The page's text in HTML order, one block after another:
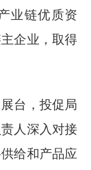
业链优质资
企业，取得
台，投促局
人深入对接
给和产品应